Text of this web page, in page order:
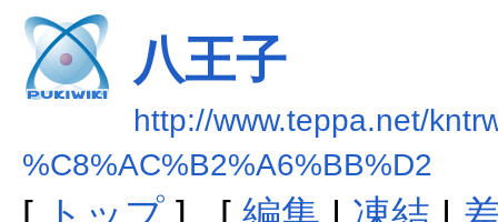
八王子
http://www.teppa.net/
%C8%AC%B2%A6%BB%D2